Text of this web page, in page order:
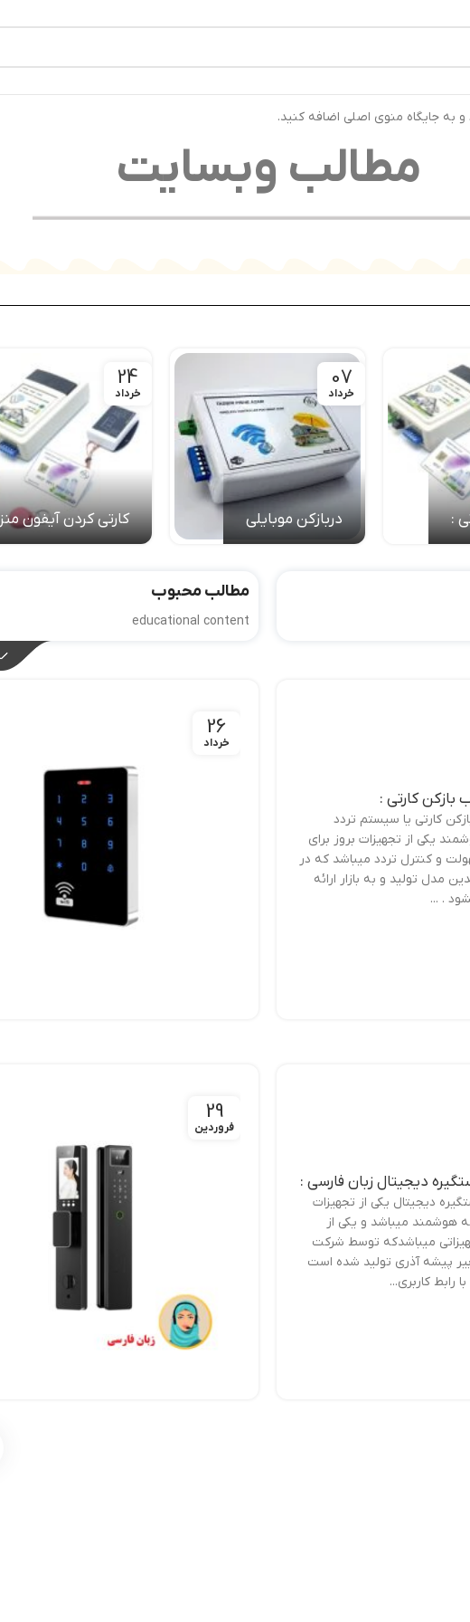
شده به ترتیب ارسال خواهند شد ⚡تلفن تماس شرکت : 04132900562 ⚡
و به جایگاه منوی اصلی اضافه کنید.
مطالب وبسایت
:
07
خرداد
دربازکن موبایلی
24
خرداد
کارتی کردن آیفون
بازکن کارتی :
کارتی یا سیستم تردد
یکی از تجهیزات بروز برای
و کنترل تردد میباشد که در
مدل تولید و به بازار ارائه
. ...
دیجیتال زبان فارسی :
دیجیتال یکی از تجهیزات
هوشمند میباشد و یکی از
میباشدکه توسط شرکت
پیشه آذری تولید شده است
رابط کاربری...
مطالب محبوب
educational content
26
خرداد
29
فروردین